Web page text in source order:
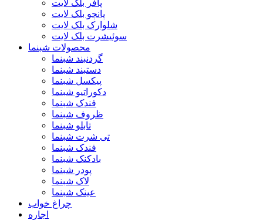
پافر بلک لایت
پانچو بلک لایت
شلوارک بلک لایت
سوئیشرت بلک لایت
محصولات شبنما
گردنبند شبنما
دستبند شبنما
پیکسل شبنما
دکوراتیو شبنما
فندک شبنما
ظروف شبنما
تابلو شبنما
تی شرت شبنما
فندک شبنما
بادکنک شبنما
پودر شبنما
لاک شبنما
عینک شبنما
چراغ خواب
اجاره